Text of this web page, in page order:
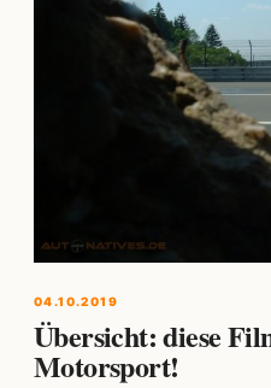
04.10.2019
Übersicht: diese
Motorsport!